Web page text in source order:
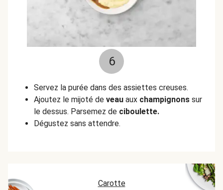
6
Servez la purée dans des assiettes creuses.
Ajoutez le mijoté de veau aux champignons sur
le dessus. Parsemez de ciboulette.
Dégustez sans attendre.
Carotte